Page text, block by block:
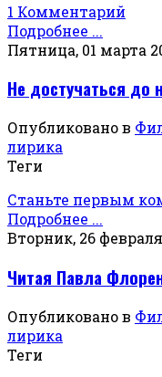
1 Комментарий
Подробнее ...
Пятница, 01 марта
Не достучаться до
Опубликовано в
лирика
Теги
Станьте первым
Подробнее ...
Вторник, 26 февраля
Читая Павла
Опубликовано в
лирика
Теги